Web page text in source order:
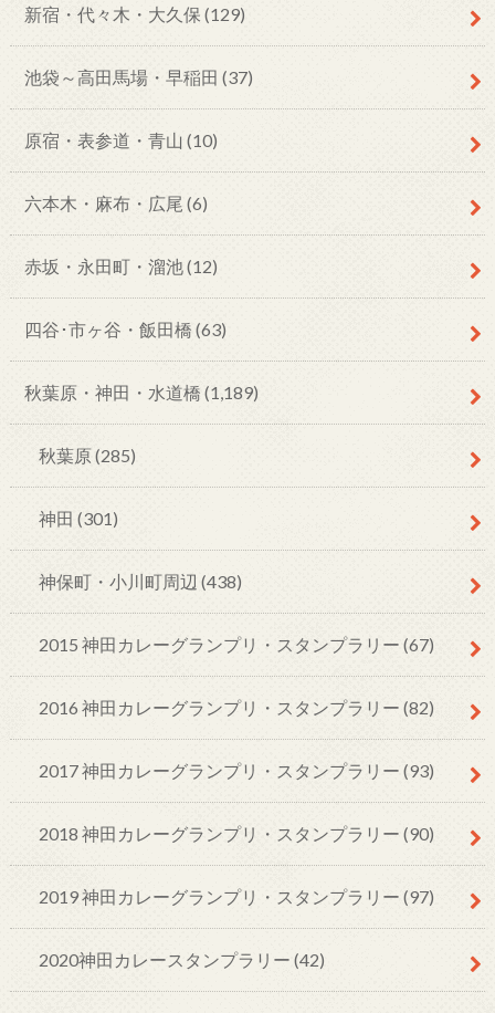
新宿・代々木・大久保 (129)
池袋～高田馬場・早稲田 (37)
原宿・表参道・青山 (10)
六本木・麻布・広尾 (6)
赤坂・永田町・溜池(12)
四谷･市ヶ谷・飯田橋 (63)
秋葉原・神田・水道橋 (1,189)
秋葉原(285)
神田 (301)
神保町・小川町周辺 (438)
2015 神田カレーグランプリ・スタンプラリー (67)
2016 神田カレーグランプリ・スタンプラリー (82)
2017 神田カレーグランプリ・スタンプラリー (93)
2018 神田カレーグランプリ・スタンプラリー (90)
2019 神田カレーグランプリ・スタンプラリー (97)
2020神田カレースタンプラリー (42)